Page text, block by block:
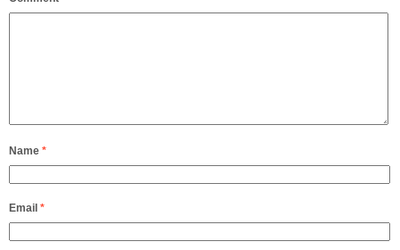
Name *
Email *